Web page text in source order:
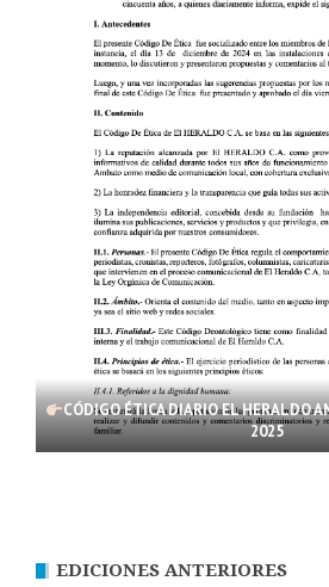
CÓDIGO ÉTICA DIARIO EL HERALDO
2025
EDICIONES ANTERIORES